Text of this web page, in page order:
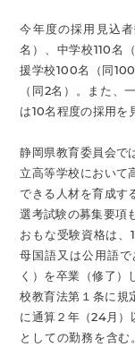
今年度の採用見込
名）、中学校110名
援学校100名（同
（同2名）。また、
は10名程度の採用を
静岡県教育委員会で
立高等学校において
できる人材を育成す
選考試験の募集要項
おもな受験資格は
母国語又は公用語
く）を卒業（修了
校教育法第１条に規
に通算２年（24月）
としての勤務を含